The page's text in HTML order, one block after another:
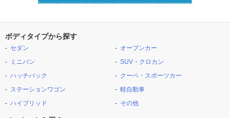
ボディタイプから探す
セダン
ミニバン
ハッチバック
ステーションワゴン
ハイブリッド
オープンカー
SUV・クロカン
クーペ・スポーツカー
軽自動車
その他